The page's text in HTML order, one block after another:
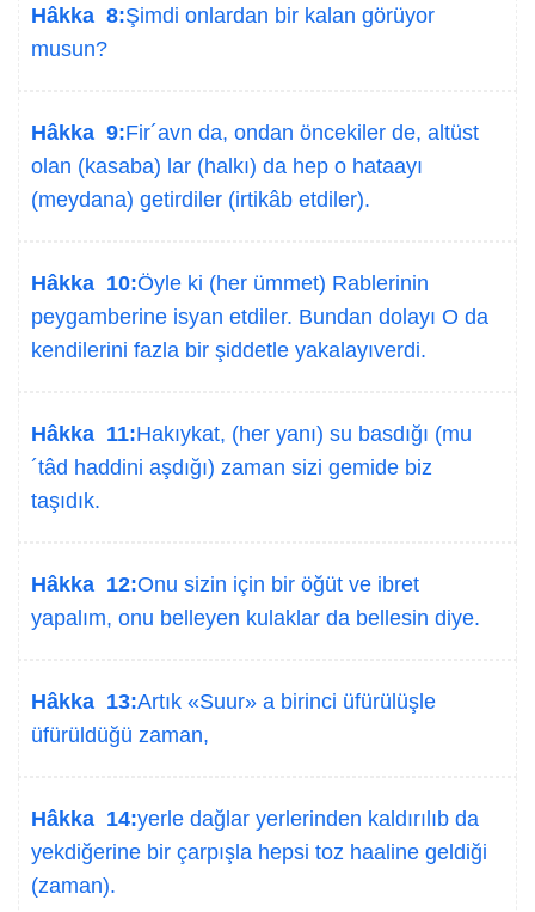
Hâkka 8:Şimdi onlardan bir kalan görüyor
musun?
Hâkka 9:Fir´avn da, ondan öncekiler de, altüst
olan (kasaba) lar (halkı) da hep o hataayı
(meydana) getirdiler (irtikâb etdiler).
Hâkka 10:Öyle ki (her ümmet) Rablerinin
peygamberine isyan etdiler. Bundan dolayı O da
kendilerini fazla bir şiddetle yakalayıverdi.
Hâkka 11:Hakıykat, (her yanı) su basdığı (mu
´tâd haddini aşdığı) zaman sizi gemide biz
taşıdık.
Hâkka 12:Onu sizin için bir öğüt ve ibret
yapalım, onu belleyen kulaklar da bellesin diye.
Hâkka 13:Artık «Suur» a birinci üfürülüşle
üfürüldüğü zaman,
Hâkka 14:yerle dağlar yerlerinden kaldırılıb da
yekdiğerine bir çarpışla hepsi toz haaline geldiği
(zaman).